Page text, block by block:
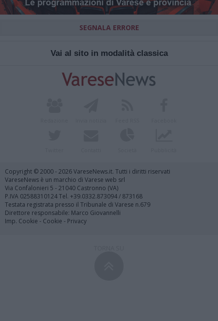
SEGNALA ERRORE
Vai al sito in modalità classica
Copyright © 2000 - 2026 VareseNews.it. Tutti i diritti riservati
VareseNews è un marchio di Varese web srl
Via Confalonieri 5 - 21040 Castronno (VA)
P.IVA 02588310124 Tel. +39.0332.873094 / 873168
Testata registrata presso il Tribunale di Varese n.679
Direttore responsabile: Marco Giovannelli
Imp. Cookie - Cookie - Privacy